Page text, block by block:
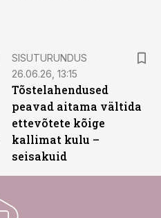
SISUTURUNDUS
26.06.26, 13:15
Tõstelahendused
peavad aitama vältida
ettevõtete kõige
kallimat kulu –
seisakuid